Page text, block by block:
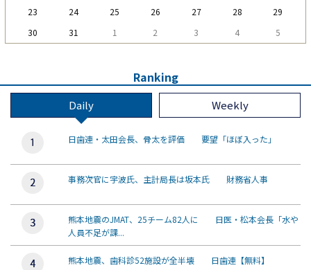
23
24 25 26 27 28
29
30
31 1 2 3 4 5
Ranking
Daily Weekly
日歯連・太田会長、骨太を評価 要望「ほぼ入った」
事務次官に宇波氏、主計局長は坂本氏 財務省人事
熊本地震のJMAT、25チーム82人に 日医・松本会長「水や
人員不足が課...
熊本地震、歯科診52施設が全半壊 日歯連【無料】